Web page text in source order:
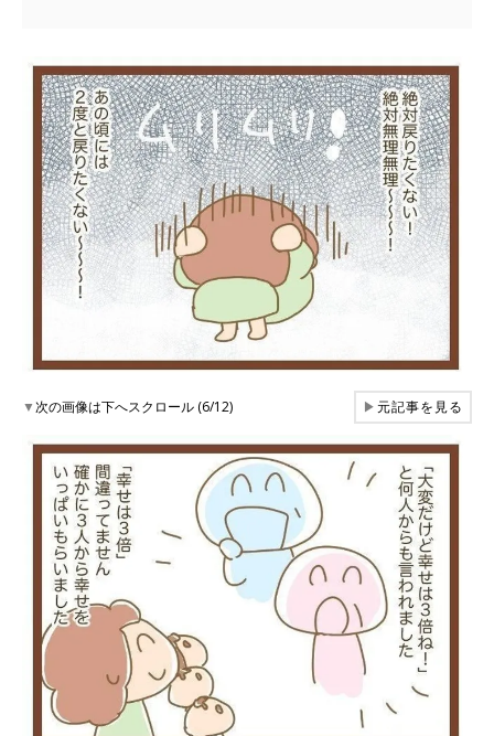
▼次の画像は下へスクロール (6/12) ▶元記事を見る